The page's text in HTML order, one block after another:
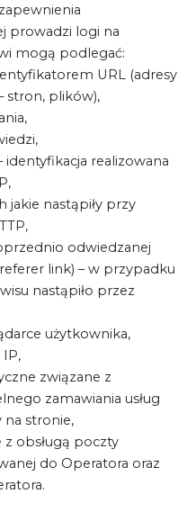
prowadzi logi na
mogą podlegać:
URL (adresy
stron, plików),
identyfikacja realizowana
jakie nastąpiły przy
odwiedzanej
link) – w przypadku
nastąpiło przez
użytkownika,
związane z
zamawiania usług
stronie,
obsługą poczty
do Operatora oraz